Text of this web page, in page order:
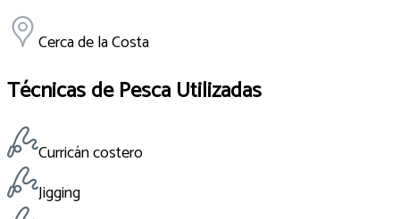
Cerca de la Costa
Técnicas de Pesca Utilizadas
Curricán costero
Jigging